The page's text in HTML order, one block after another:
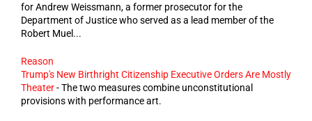
for Andrew Weissmann, a former prosecutor for the
Department of Justice who served as a lead member of the
Robert Muel...
Reason
Trump's New Birthright Citizenship Executive Orders Are Mostly
Theater-The two measures combine unconstitutional
provisions with performance art.